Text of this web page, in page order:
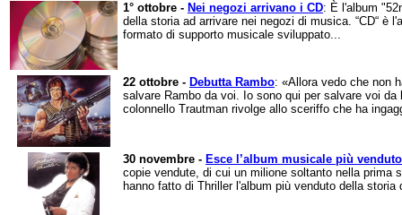
1° ottobre - Nei negozi arrivano i CD: È l'album
della storia ad arrivare nei negozi di musica. “CD“ è
formato di supporto musicale sviluppato...
22 ottobre - Debutta Rambo: «Allora vedo che non
salvare Rambo da voi. Io sono qui per salvare voi da
colonnello Trautman rivolge allo sceriffo che ha
30 novembre - Esce l’album musicale più
copie vendute, di cui un milione soltanto nella prima
hanno fatto di Thriller l'album più venduto della